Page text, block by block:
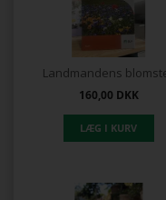
Landmandens
160,00 DKK